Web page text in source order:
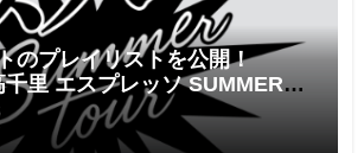
のプレイリストを公開！
千里 エスプレッソ SUMMER